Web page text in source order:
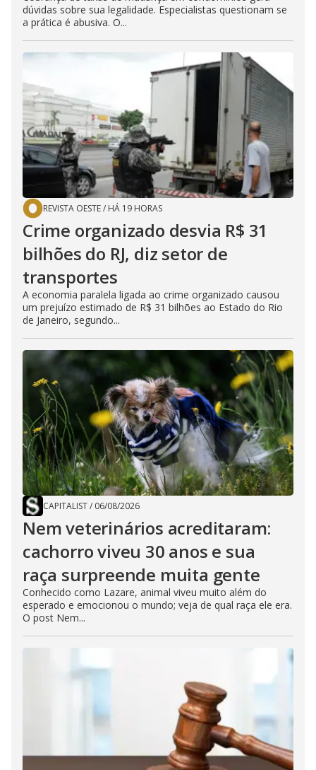
dúvidas sobre sua legalidade. Especialistas questionam se
a prática é abusiva. O...
REVISTA OESTE/ HÁ 19 HORAS
Crime organizado desvia R$ 31
bilhões do RJ, diz setor de
transportes
A economia paralela ligada ao crime organizado causou
um prejuízo estimado de R$ 31 bilhões ao Estado do Rio
de Janeiro, segundo...
CAPITALIST/ 06/08/2026
Nem veterinários acreditaram:
cachorro viveu 30 anos e sua
raça surpreende muita gente
Conhecido como Lazare, animal viveu muito além do
esperado e emocionou o mundo; veja de qual raça ele era.
O post Nem...